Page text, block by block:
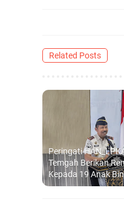
Related Posts
Peringati
Temgah Berikan
Kepada 19 Anak